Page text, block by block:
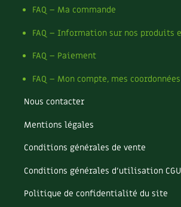
Décoration et petit bricolage
Santé et bien-être
Soins et cosmétiques au naturel
Société et alternatives
Vivre l’écologie
FAQ – Ma commande
FAQ – Information sur nos produits
FAQ – Paiement
FAQ – Mon compte, mes coordonnées
Nous contacter
Mentions légales
Conditions générales de vente
Conditions générales d’utilisation CGU
Politique de confidentialité du site